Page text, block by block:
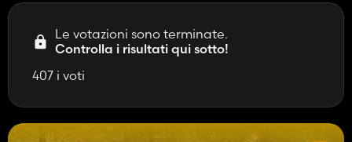
Le votazioni sono terminate.
Controlla i risultati qui sotto!
407 i voti